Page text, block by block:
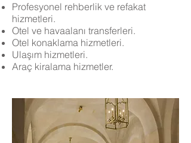
Profesyonel rehberlik ve refakat
hizmetleri.
Otel ve havaalanı transferleri.
Otel konaklama hizmetleri.
Ulaşım hizmetleri.
Araç kiralama hizmetler.